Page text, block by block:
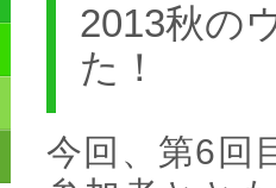
2013秋の
た！
今回、第6回